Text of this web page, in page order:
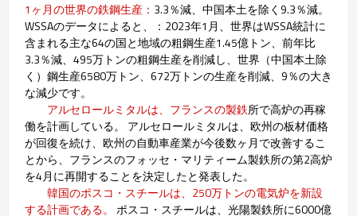
1ヶ月の世界の鉄鋼生産： 3.3％減、中国本土を除く9.3％減。
WSSAのデータによると、：2023年1月、世界はWSSA統計に
含まれる主な64の国と地域の粗鋼生産1.45億トン、前年比
3.3％減、495万トンの粗鋼生産を削減し、世界（中国本土除
く）鋼生産6580万トン、672万トンの生産を削減、9％の大き
な減少です。
アルセロールミタルは、フランスの製鉄所で高炉の再稼
働を計画している。 アルセロールミタルは、欧州の板材価格
が回復を続け、欧州の自動車産業が今後数ヶ月で改善するこ
とから、フランスのフォッセ・マリティーム製鉄所の第2高炉
を4月に再開することを決定したと発表した。
韓国のポスコ・スチールは、250万トンの電気炉を新設
する計画である。 ポスコ・スチールは、光陽製鉄所に6000億